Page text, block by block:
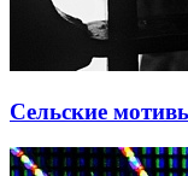
Сельские